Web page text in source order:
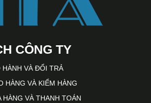
CÔNG TY
HÀNH VÀ ĐỔI TRẢ
HÀNG VÀ KIỂM HÀNG
HÀNG VÀ THANH TOÁN